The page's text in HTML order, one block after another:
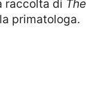
raccolta di
primatologa.